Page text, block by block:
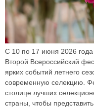
С 10 по 17 июня 2026
Второй Всероссийский
ярких событий летнего
современную селекцию.
столице лучших
страны, чтобы